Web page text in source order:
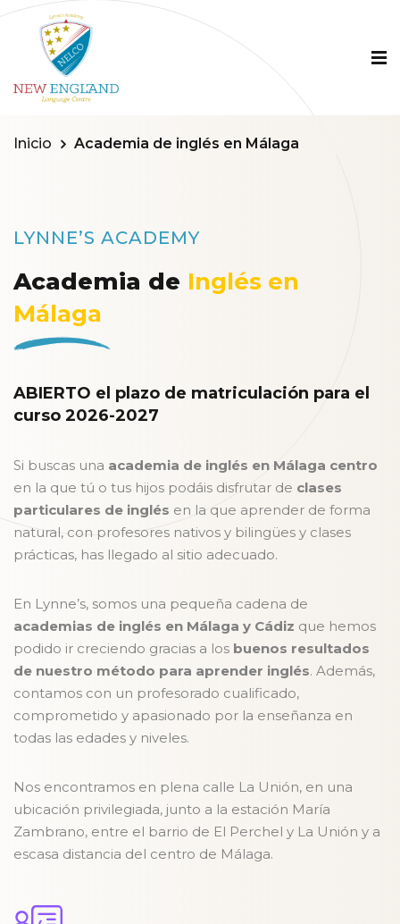
Inicio Academia de inglés en Málaga
LYNNE’S ACADEMY
Academia de Inglés en
Málaga
ABIERTO el plazo de matriculación para el
curso 2026-2027
Si buscas una academia de inglés en Málaga centro
en la que tú o tus hijos podáis disfrutar de clases
particulares de inglés en la que aprender de forma
natural, con profesores nativos y bilingües y clases
prácticas, has llegado al sitio adecuado.
En Lynne’s, somos una pequeña cadena de
academias de inglés en Málaga y Cádiz que hemos
podido ir creciendo gracias a los buenos resultados
de nuestro método para aprender inglés. Además,
contamos con un profesorado cualificado,
comprometido y apasionado por la enseñanza en
todas las edades y niveles.
Nos encontramos en plena calle La Unión, en una
ubicación privilegiada, junto a la estación María
Zambrano, entre el barrio de El Perchel y La Unión y a
escasa distancia del centro de Málaga.